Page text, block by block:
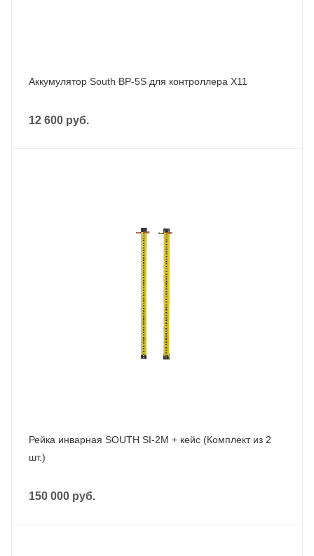
Аккумулятор South BP-5S для контроллера X11
12 600 руб.
Рейка инварная SOUTH SI-2M + кейс (Комплект из 2
шт.)
150 000 руб.